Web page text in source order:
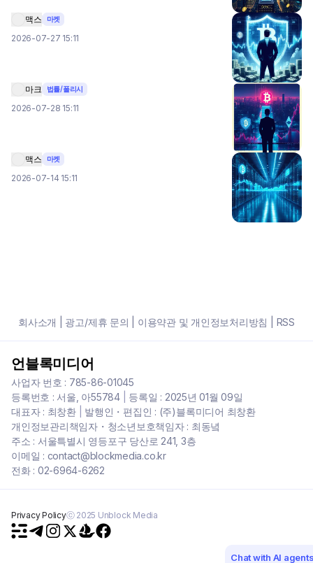
맥스 마켓
2026-07-27 15:11
마크 법률/폴리시
2026-07-28 15:11
맥스 마켓
2026-07-14 15:11
회사소개 광고/제휴 문의 이용약관 및 개인정보처리방침 RSS
언블록미디어
사업자 번호 : 785-86-01045
등록번호 : 서울, 아55784| 등록일 : 2025년 01월 09일
대표자 : 최창환| 발행인・편집인 : (주)블록미디어 최창환
개인정보관리책임자・청소년보호책임자 : 최동녘
주소 : 서울특별시 영등포구 당산로 241, 3층
이메일 : contact@blockmedia.co.kr
전화 : 02-6964-6262
Privacy Policyⓒ 2025 Unblock Media
Chat with AI